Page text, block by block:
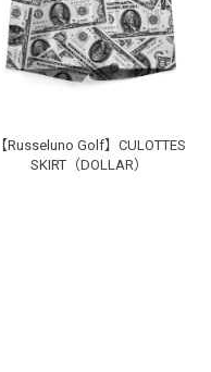
SOLD OUT
カートに入れる
【Russeluno Golf】CULOTTES
SKIRT（DOLLAR）